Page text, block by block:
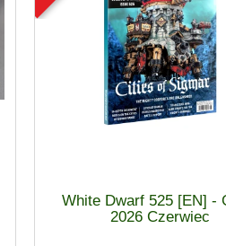
White Dwarf 525 [EN] -
2026 Czerwiec